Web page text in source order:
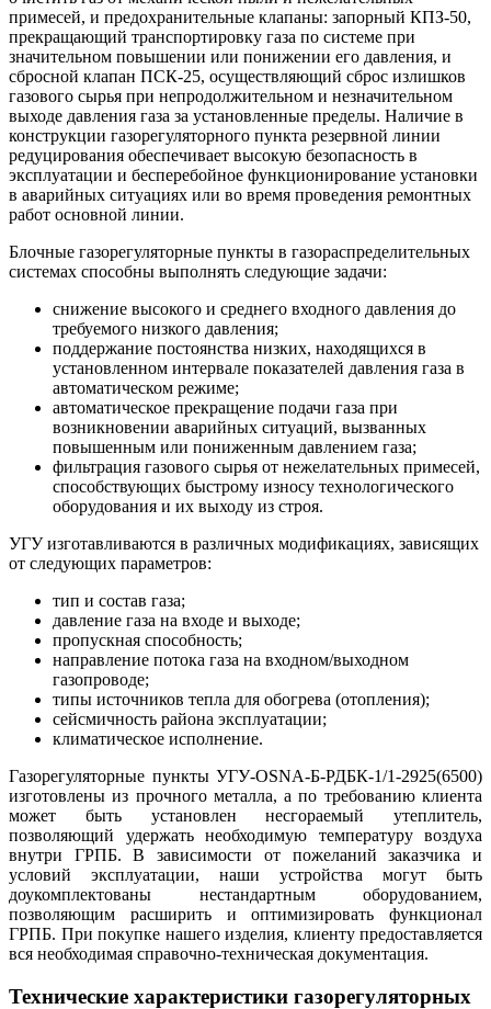
примесей, и предохранительные клапаны: запорный КПЗ-50,
прекращающий транспортировку газа по системе при
значительном повышении или понижении его давления, и
сбросной клапан ПСК-25, осуществляющий сброс излишков
газового сырья при непродолжительном и незначительном
выходе давления газа за установленные пределы. Наличие в
конструкции газорегуляторного пункта резервной линии
редуцирования обеспечивает высокую безопасность в
эксплуатации и бесперебойное функционирование установки
в аварийных ситуациях или во время проведения ремонтных
работ основной линии.
Блочные газорегуляторные пункты в газораспределительных
системах способны выполнять следующие задачи:
снижение высокого и среднего входного давления до
требуемого низкого давления;
поддержание постоянства низких, находящихся в
установленном интервале показателей давления газа в
автоматическом режиме;
автоматическое прекращение подачи газа при
возникновении аварийных ситуаций, вызванных
повышенным или пониженным давлением газа;
фильтрация газового сырья от нежелательных примесей,
способствующих быстрому износу технологического
оборудования и их выходу из строя.
УГУ изготавливаются в различных модификациях, зависящих
от следующих параметров:
тип и состав газа;
давление газа на входе и выходе;
пропускная способность;
направление потока газа на входном/выходном
газопроводе;
типы источников тепла для обогрева (отопления);
сейсмичность района эксплуатации;
климатическое исполнение.
Газорегуляторные пункты УГУ-OSNA-Б-РДБК-1/1-2925(6500)
изготовлены из прочного металла, а по требованию клиента
может быть установлен несгораемый утеплитель,
позволяющий удержать необходимую температуру воздуха
внутри ГРПБ. В зависимости от пожеланий заказчика и
условий эксплуатации, наши устройства могут быть
доукомплектованы нестандартным оборудованием,
позволяющим расширить и оптимизировать функционал
ГРПБ. При покупке нашего изделия, клиенту предоставляется
вся необходимая справочно-техническая документация.
Технические характеристики газорегуляторных